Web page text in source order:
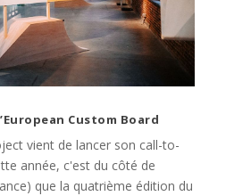
Custom Board
vient de lancer son call-to-
année, c'est du côté de
que la quatrième édition du